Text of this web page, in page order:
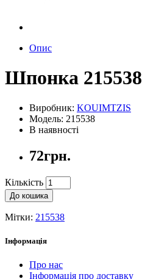
Опис
Шпонка 215538
Виробник: KOUIMTZIS
Модель: 215538
В наявності
72грн.
Кількість
До кошика
Мітки: 215538
Інформація
Про нас
Інформація про доставку